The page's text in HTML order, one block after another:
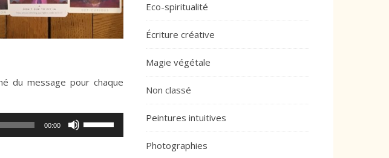
du message pour chaque
00:00
Eco-spiritualité
Écriture créative
Magie végétale
Non classé
Peintures intuitives
Photographies